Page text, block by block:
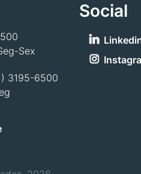
Sex
3195-6500
Social